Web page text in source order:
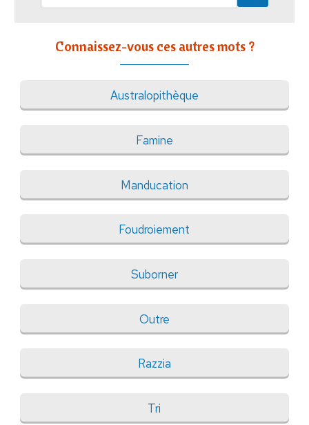
Connaissez-vous ces autres mots ?
Australopithèque
Famine
Manducation
Foudroiement
Suborner
Outre
Razzia
Tri